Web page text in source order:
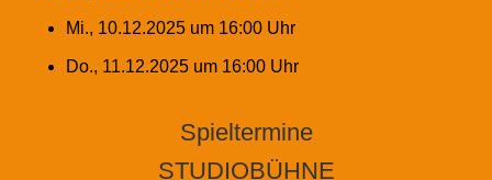
Mi., 10.12.2025 um 16:00 Uhr
Do., 11.12.2025 um 16:00 Uhr
Spieltermine
STUDIOBÜHNE